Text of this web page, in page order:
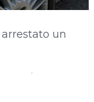
un
,